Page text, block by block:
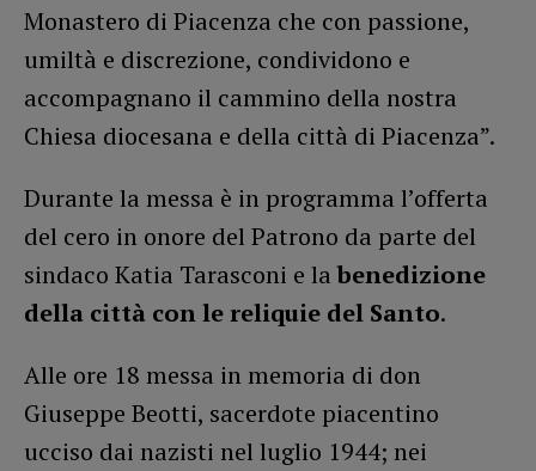
Monastero di Piacenza che con passione,
umiltà e discrezione, condividono e
accompagnano il cammino della nostra
Chiesa diocesana e della città di Piacenza”.
Durante la messa è in programma l’offerta
del cero in onore del Patrono da parte del
sindaco Katia Tarasconi e labenedizione
della città con le reliquie del Santo.
Alle ore 18 messa in memoria di don
Giuseppe Beotti, sacerdote piacentino
ucciso dai nazisti nel luglio 1944; nei